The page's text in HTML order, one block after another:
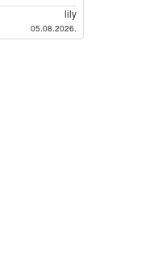
lily
05.08.2026.